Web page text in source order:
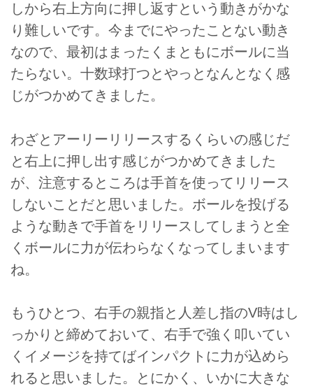
しから右上方向に押し返すという動きがかな
り難しいです。今までにやったことない動き
なので、最初はまったくまともにボールに当
たらない。十数球打つとやっとなんとなく感
じがつかめてきました。
わざとアーリーリリースするくらいの感じだ
と右上に押し出す感じがつかめてきました
が、注意するところは手首を使ってリリース
しないことだと思いました。ボールを投げる
ような動きで手首をリリースしてしまうと全
くボールに力が伝わらなくなってしまいます
ね。
もうひとつ、右手の親指と人差し指のV時はし
っかりと締めておいて、右手で強く叩いてい
くイメージを持てばインパクトに力が込めら
れると思いました。とにかく、いかに大きな